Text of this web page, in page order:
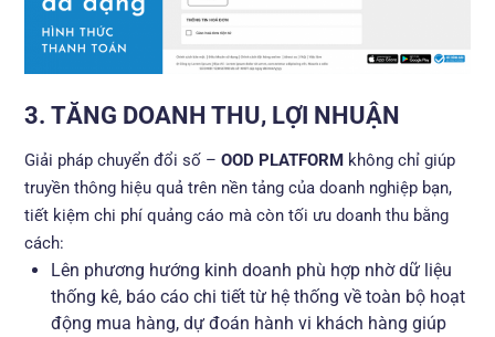
3. TĂNG DOANH THU, LỢI NHUẬN
Giải pháp chuyển đổi số – OOD PLATFORM không chỉ giúp
truyền thông hiệu quả trên nền tảng của doanh nghiệp bạn,
tiết kiệm chi phí quảng cáo mà còn tối ưu doanh thu bằng
cách:
Lên phương hướng kinh doanh phù hợp nhờ dữ liệu
thống kê, báo cáo chi tiết từ hệ thống về toàn bộ hoạt
động mua hàng, dự đoán hành vi khách hàng giúp